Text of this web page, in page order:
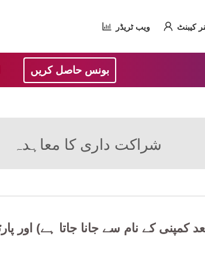
ویب ٹریڈر کیبنٹ
بونس حاصل کریں
شراکت داری کا معاہدہ